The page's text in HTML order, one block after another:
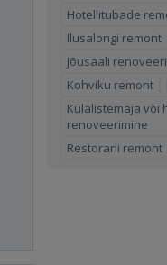
Hotellitubade
Ilusalongi remont
Jõusaali
Kohviku remont
Külalistemaja või
renoveerimine
Restorani remont